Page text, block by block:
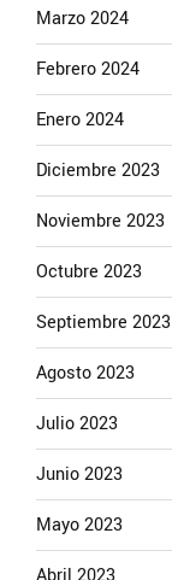
Marzo 2024
Febrero 2024
Enero 2024
Diciembre 2023
Noviembre 2023
Octubre 2023
Septiembre 2023
Agosto 2023
Julio 2023
Junio 2023
Mayo 2023